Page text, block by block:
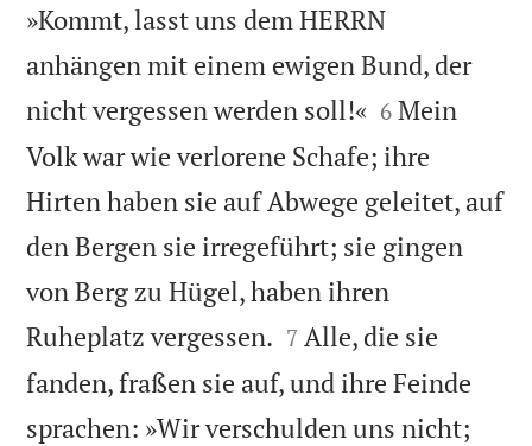
»Kommt, lasst uns dem HERRN
anhängen mit einem ewigen Bund, der
nicht vergessen werden soll!« 

6 Mein
Volk war wie verlorene Schafe; ihre
Hirten haben sie auf Abwege geleitet, auf
den Bergen sie irregeführt; sie gingen
von Berg zu Hügel, haben ihren
Ruheplatz vergessen. 

7 Alle, die sie
fanden, fraßen sie auf, und ihre Feinde
sprachen: »Wir verschulden uns nicht;